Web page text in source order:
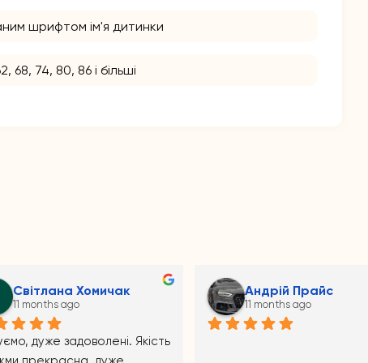
шрифтом ім'я дитинки
68, 74, 80, 86 і більші
Mala_07 Melniik
11 months ago
Аноним
11 months ago